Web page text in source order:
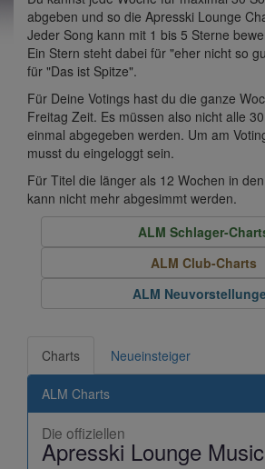
abgeben und so die Apresski Lounge
Jeder Song kann mit 1 bis 5 Sterne
Ein Stern steht dabei für "eher nicht so
für "Das ist Spitze".
Für Deine Votings hast du die ganze
Freitag Zeit. Es müssen also nicht alle
einmal abgegeben werden. Um am
musst du eingeloggt sein.
Für Titel die länger als 12 Wochen in
kann nicht mehr abgesimmt werden.
ALM Schlager-
ALM Club-Charts
ALM
Charts Neueinsteiger
ALM Charts
Die offiziellen
Apresski Lounge Music